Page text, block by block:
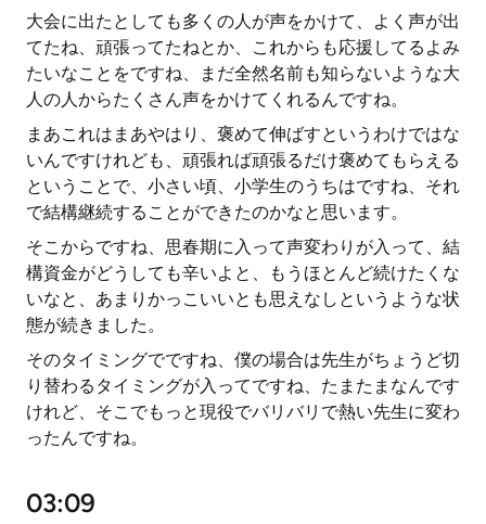
大会に出たとしても多くの人が声をかけて、よく声が出
てたね、頑張ってたねとか、これからも応援してるよみ
たいなことをですね、まだ全然名前も知らないような大
人の人からたくさん声をかけてくれるんですね。
まあこれはまあやはり、褒めて伸ばすというわけではな
いんですけれども、頑張れば頑張るだけ褒めてもらえる
ということで、小さい頃、小学生のうちはですね、それ
で結構継続することができたのかなと思います。
そこからですね、思春期に入って声変わりが入って、結
構資金がどうしても辛いよと、もうほとんど続けたくな
いなと、あまりかっこいいとも思えなしというような状
態が続きました。
そのタイミングでですね、僕の場合は先生がちょうど切
り替わるタイミングが入ってですね、たまたまなんです
けれど、そこでもっと現役でバリバリで熱い先生に変わ
ったんですね。
03:09